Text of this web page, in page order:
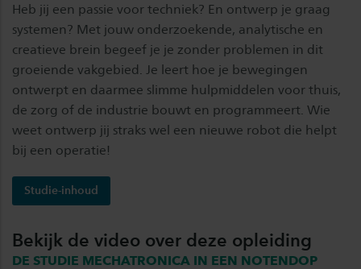
Heb jij een passie voor techniek? En ontwerp je graag
systemen? Met jouw onderzoekende, analytische en
creatieve brein begeef je je zonder problemen in dit
groeiende vakgebied. Je leert hoe je bewegingen
ontwerpt en daarmee slimme hulpmiddelen voor thuis,
de zorg of de industrie bouwt en programmeert. Wie
weet ontwerp jij straks wel een nieuwe robot die helpt
bij een operatie!
Studie-inhoud
Bekijk de video over deze opleiding
DE STUDIE MECHATRONICA IN EEN NOTENDOP